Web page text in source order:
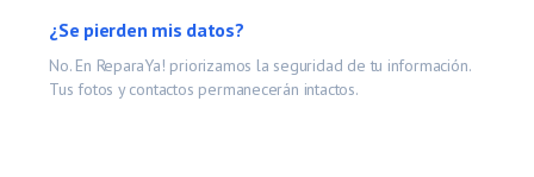
¿Se pierden mis datos?
No. En ReparaYa! priorizamos la seguridad de tu información.
Tus fotos y contactos permanecerán intactos.